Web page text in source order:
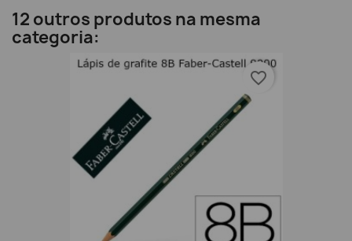
12 outros produtos na mesma
categoria:
favorite_border